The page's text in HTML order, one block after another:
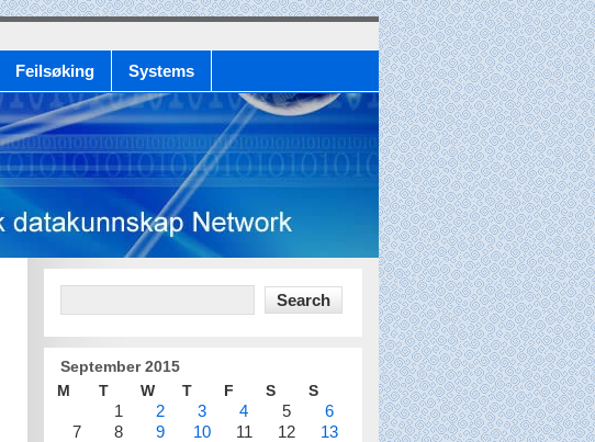
Feilsøking Systems
September 2015
M
T W T F S S
1 2 3 4 5
6
7
8 9 10 11 12
13